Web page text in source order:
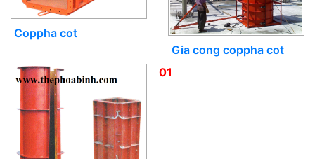
Coppha cot
Gia cong coppha cot
01